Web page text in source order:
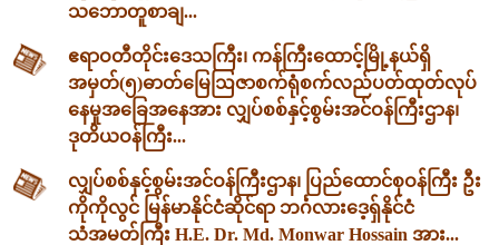
သဘောတူစာချ...
ဧရာဝတီတိုင်းဒေသကြီး၊ ကန်ကြီးထောင့်မြို့နယ်ရှိ
အမှတ်(၅)ဓာတ်မြေဩဇာစက်ရုံစက်လည်ပတ်ထုတ်လုပ်
နေမှုအခြေအနေအား လျှပ်စစ်နှင့်စွမ်းအင်ဝန်ကြီးဌာန၊
ဒုတိယဝန်ကြီး...
လျှပ်စစ်နှင့်စွမ်းအင်ဝန်ကြီးဌာန၊ ပြည်ထောင်စုဝန်ကြီး ဦး
ကိုကိုလွင် မြန်မာနိုင်ငံဆိုင်ရာ ဘင်္ဂလားဒေ့ရှ်နိုင်ငံ
သံအမတ်ကြီး H.E. Dr. Md. Monwar Hossain အား...